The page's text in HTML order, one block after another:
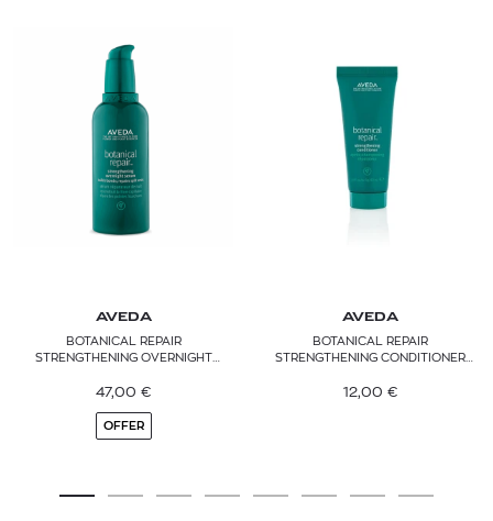
AVEDA
BOTANICAL REPAIR
STRENGTHENING OVERNIGHT
47,00 €
OFFER
AVEDA
BOTANICAL REPAIR
STRENGTHENING CONDITIONER
12,00 €